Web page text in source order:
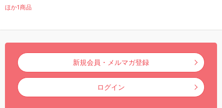
ほか1商品
新規会員・メルマガ登録
ログイン